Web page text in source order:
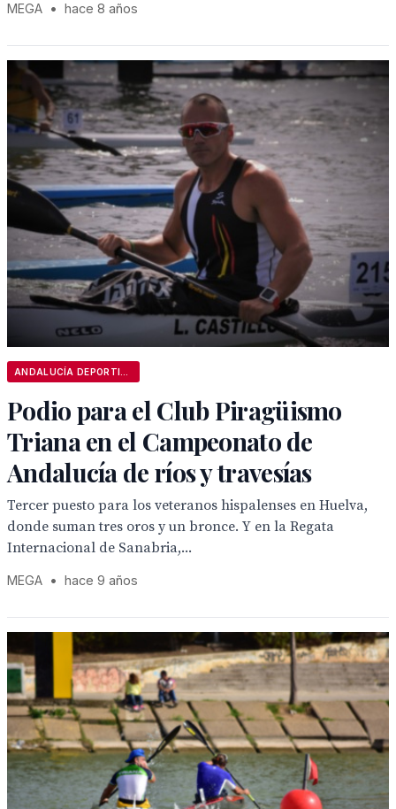
MEGA • hace 8 años
Podio para el Club Piragüismo
Triana en el Campeonato de
Andalucía de ríos y travesías
Tercer puesto para los veteranos hispalenses en Huelva,
donde suman tres oros y un bronce. Y en la Regata
Internacional de Sanabria,...
MEGA • hace 9 años